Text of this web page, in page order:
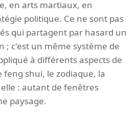
en arts martiaux, en
politique. Ce ne sont pas
qui partagent par hasard un
; c'est un même système de
à différents aspects de
feng shui, le zodiaque, la
: autant de fenêtres
paysage.